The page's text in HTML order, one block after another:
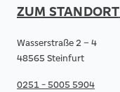
ZUM STANDORT
Wasserstraße 2 – 4
48565 Steinfurt
0251 - 5005 5904